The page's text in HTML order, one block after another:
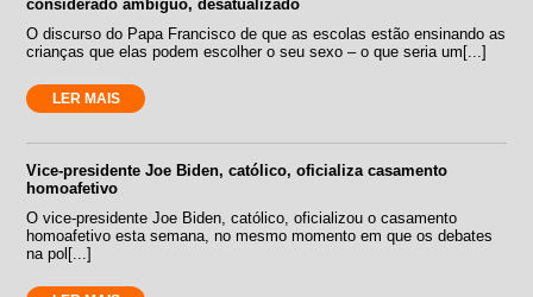
considerado ambíguo, desatualizado
O discurso do Papa Francisco de que as escolas estão ensinando as
crianças que elas podem escolher o seu sexo – o que seria um[...]
LER MAIS
Vice-presidente Joe Biden, católico, oficializa casamento
homoafetivo
O vice-presidente Joe Biden, católico, oficializou o casamento
homoafetivo esta semana, no mesmo momento em que os debates
na pol[...]